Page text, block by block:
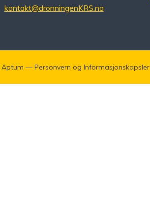
kontakt@dronningenKRS.no
Aptum —Personvern og Informasjonskapsler